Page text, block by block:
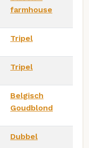
farmhouse
Tripel
Tripel
Belgisch
Goudblond
Dubbel